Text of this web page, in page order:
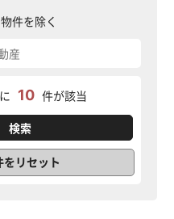
件を除く
10 件が該当
をリセット